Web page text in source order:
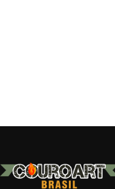
Acessórios Táticos:
fieis retráteis e